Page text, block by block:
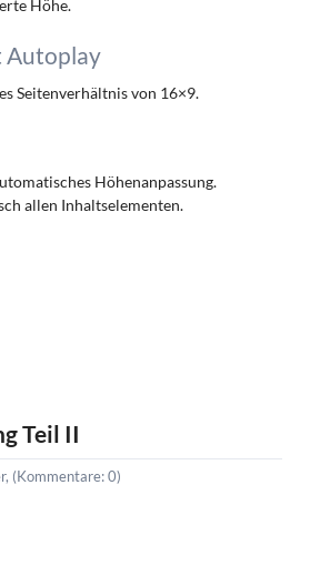
Höhe.
Autoplay
Seitenverhältnis von 16×9.
Höhenanpassung.
allen Inhaltselementen.
Teil II
(Kommentare: 0)